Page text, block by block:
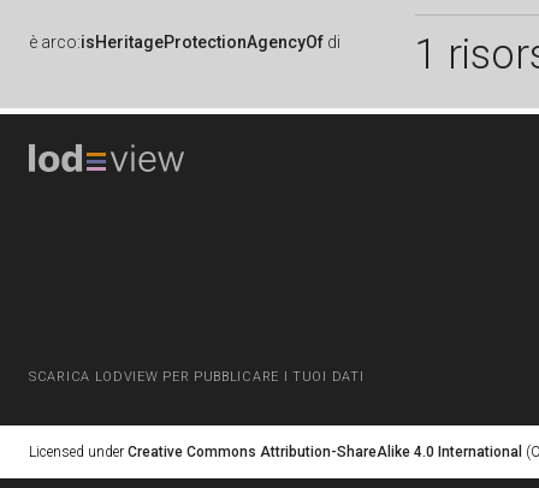
è arco:isHeritageProtectionAgencyOf di 1
SCARICA LODVIEW PER PUBBLICARE I TUOI DATI
Licensed under Creative Commons Attribution-ShareAlike 4.0 International